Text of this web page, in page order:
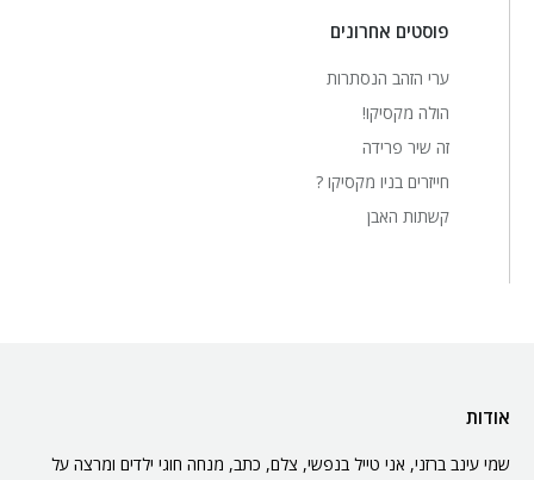
פוסטים אחרונים
ערי הזהב הנסתרות
הולה מקסיקו!
זה שיר פרידה
חייזרים בניו מקסיקו ?
קשתות האבן
אודות
שמי עינב ברזני, אני טייל בנפשי, צלם, כתב, מנחה חוגי ילדים ומרצה על